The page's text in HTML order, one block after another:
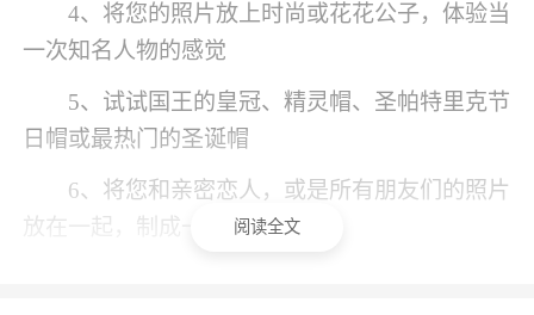
4、将您的照片放上时尚或花花公子，体验当
一次知名人物的感觉
5、试试国王的皇冠、精灵帽、圣帕特里克节
日帽或最热门的圣诞帽
6、将您和亲密恋人，或是所有朋友们的照片
放在一起，制成一张拼贴照片
阅读全文